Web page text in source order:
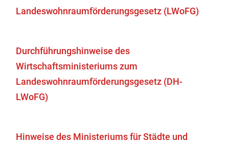
Landeswohnraumförderungsgesetz (LWoFG)
Durchführungshinweise des
Wirtschaftsministeriums zum
Landeswohnraumförderungsgesetz (DH-
LWoFG)
Hinweise des Ministeriums für Städte und